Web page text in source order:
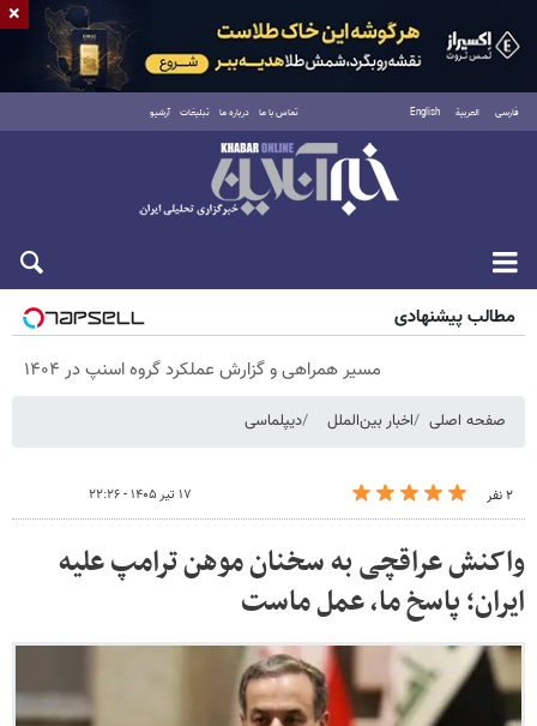
فارسی العربية English تماس با ما درباره ما تبلیغات آرشیو
پنجشنبه ۱۵ مرداد ۱۴۰۵
مطالب پیشنهادی
مسیر همراهی و گزارش عملکرد گروه اسنپ در ۱۴۰۴
صفحه اصلی اخبار بین‌الملل دیپلماسی
۲ نفر ۱۷ تیر ۱۴۰۵ - ۲۲:۲۶
واکنش عراقچی به سخنان موهن ترامپ علیه
ایران؛ پاسخ ما، عمل ماست
×